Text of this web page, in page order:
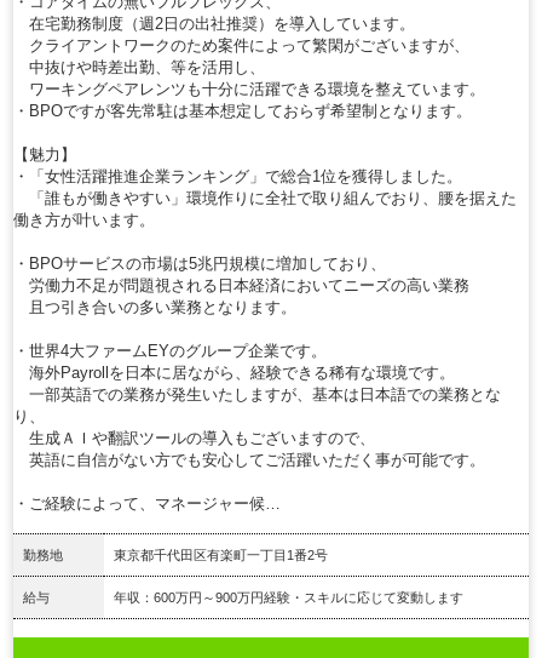
在宅勤務制度（週2日の出社推奨）を導入しています。
クライアントワークのため案件によって繁閑がございますが、
中抜けや時差出勤、等を活用し、
ワーキングペアレンツも十分に活躍できる環境を整えています。
・BPOですが客先常駐は基本想定しておらず希望制となります。
【魅力】
・「女性活躍推進企業ランキング」で総合1位を獲得しました。
「誰もが働きやすい」環境作りに全社で取り組んでおり、腰を据えた
働き方が叶います。
・BPOサービスの市場は5兆円規模に増加しており、
労働力不足が問題視される日本経済においてニーズの高い業務
且つ引き合いの多い業務となります。
・世界4大ファームEYのグループ企業です。
海外Payrollを日本に居ながら、経験できる稀有な環境です。
一部英語での業務が発生いたしますが、基本は日本語での業務とな
り、
生成ＡＩや翻訳ツールの導入もございますので、
英語に自信がない方でも安心してご活躍いただく事が可能です。
・ご経験によって、マネージャー候…
勤務地 東京都千代田区有楽町一丁目1番2号
給与 年収：600万円～900万円経験・スキルに応じて変動します